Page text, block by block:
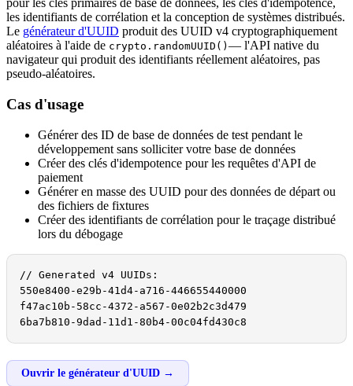
pour les clés primaires de base de données, les clés d'idempotence,
les identifiants de corrélation et la conception de systèmes distribués.
Le générateur d'UUID produit des UUID v4 cryptographiquement
aléatoires à l'aide de crypto.randomUUID() — l'API native du
navigateur qui produit des identifiants réellement aléatoires, pas
pseudo-aléatoires.
Cas d'usage
Générer des ID de base de données de test pendant le
développement sans solliciter votre base de données
Créer des clés d'idempotence pour les requêtes d'API de
paiement
Générer en masse des UUID pour des données de départ ou
des fichiers de fixtures
Créer des identifiants de corrélation pour le traçage distribué
lors du débogage
// Generated v4 UUIDs:
550e8400-e29b-41d4-a716-446655440000
f47ac10b-58cc-4372-a567-0e02b2c3d479
6ba7b810-9dad-11d1-80b4-00c04fd430c8
Ouvrir le générateur d'UUID →